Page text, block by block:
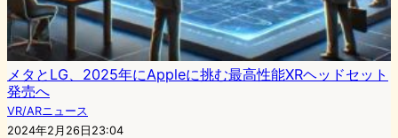
メタとLG、2025年にAppleに挑む最高性能XRヘッドセット
発売へ
VR/ARニュース
2024年2月26日23:04